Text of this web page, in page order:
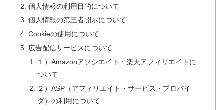
個人情報の利用目的について
個人情報の第三者開示について
Cookieの使用について
広告配信サービスについて
１）Amazonアソシエイト・楽天アフィリエイトに
ついて
２）ASP（アフィリエイト・サービス・プロバイ
ダ）の利用について